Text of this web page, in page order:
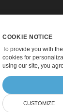
Τιμολόγηση
Υποστήριξη
COOKIE NOTICE
To provide you with
cookies for
using our site, you
CUSTOMIZE